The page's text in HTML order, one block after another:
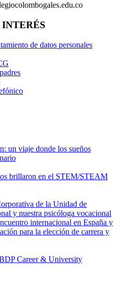
de datos personales
un viaje donde los sueños
brillaron en el STEM/STEAM
de la Unidad de
y nuestra psicóloga vocacional
internacional en España y
para la elección de carrera y
Career & University